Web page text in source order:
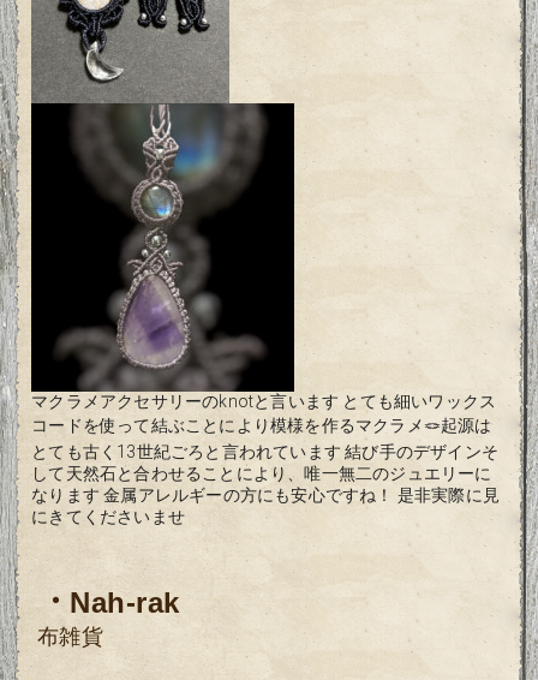
マクラメアクセサリーのknotと言います とても細いワックス
コードを使って結ぶことにより模様を作るマクラメ🪢起源は
とても古く13世紀ごろと言われています 結び手のデザインそ
して天然石と合わせることにより、唯一無二のジュエリーに
なります 金属アレルギーの方にも安心ですね！ 是非実際に見
にきてくださいませ
・ Nah-rak
布雑貨